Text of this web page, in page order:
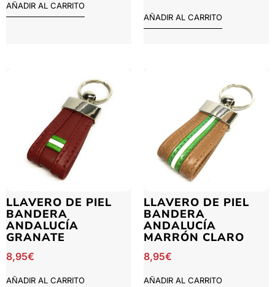
AÑADIR AL CARRITO
AÑADIR AL CARRITO
LLAVERO DE PIEL
BANDERA
ANDALUCÍA
GRANATE
8,95€
AÑADIR AL CARRITO
LLAVERO DE PIEL
BANDERA
ANDALUCÍA
MARRÓN CLARO
8,95€
AÑADIR AL CARRITO